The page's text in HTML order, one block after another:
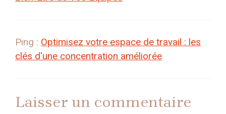
Ping : Optimisez votre espace de travail : les
clés d'une concentration améliorée
Laisser un commentaire